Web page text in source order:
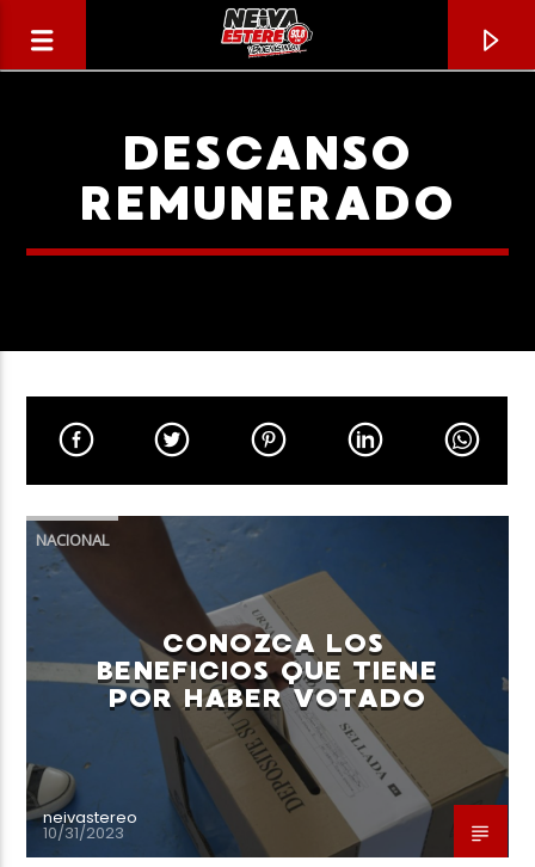
CANCIÓN ACTUAL
TÍTULO
ARTISTA
Neiva Estereo
DESCANSO
REMUNERADO
NACIONAL
CONOZCA LOS
BENEFICIOS QUE TIENE
POR HABER VOTADO
neivastereo
10/31/2023